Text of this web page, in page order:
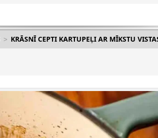
KRĀSNĪ CEPTI KARTUPEĻI AR MĪKSTU